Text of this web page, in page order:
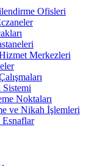
Ofisleri
Merkezleri
Noktaları
ve Nikah İşlemleri